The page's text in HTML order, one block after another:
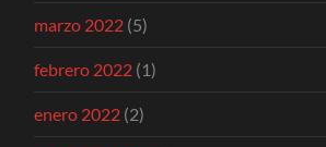
marzo 2022 (5)
febrero 2022 (1)
enero 2022 (2)